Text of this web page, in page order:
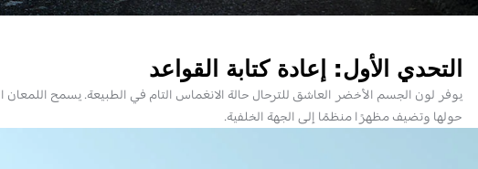
التحدي الأول: إعادة كتابة القواعد
يوفر لون الجسم الأخضر العاشق للترحال حالة الانغماس التام في الطبيعة. يسمح
حولها وتضيف مظهرًا منظمًا إلى الجهة الخلفية.